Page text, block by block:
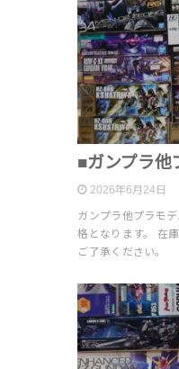
■ガンプラ他
2026年6月24日
ガンプラ他プラモ
格となります。 在
ご了承ください。